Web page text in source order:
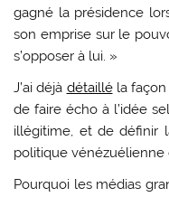
gagné la présidence
son emprise sur le
s’opposer à lui. »
J’ai déjà détailléla façon
de faire écho à l’idée
illégitime, et de définir
politique
Pourquoi les médias